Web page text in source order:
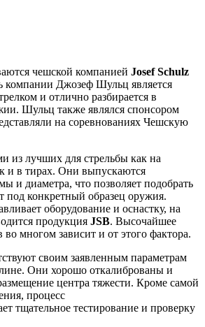
чешской компанией Josef Schulz
компании Джозеф Шульц является
и отлично разбирается в
Шульц также являлся спонсором
на соревнованиях Чешскую
из лучших для стрельбы как на
и в тирах. Они выпускаются
и диаметра, что позволяет подобрать
под конкретный образец оружия.
оборудование и оснастку, на
продукция JSB. Высочайшее
во многом зависит и от этого фактора.
своим заявленным параметрам
Они хорошо откалиброваны и
центра тяжести. Кроме самой
процесс
тщательное тестирование и проверку